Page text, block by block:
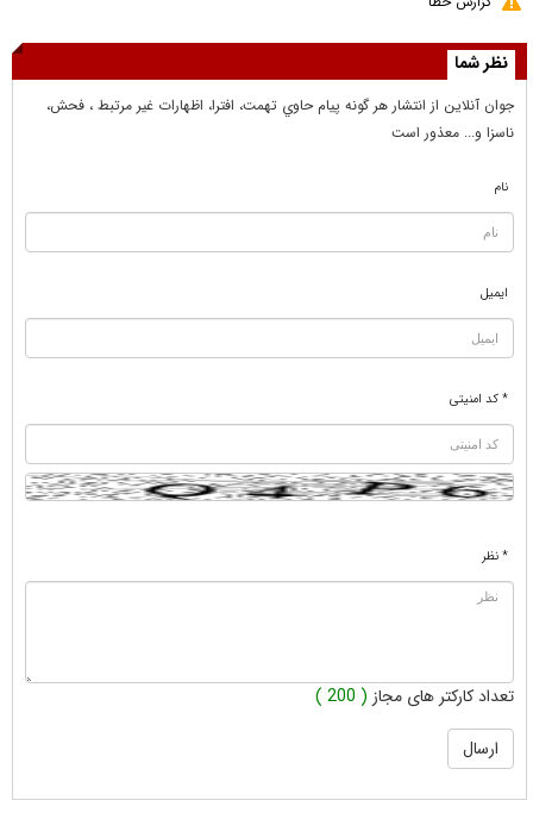
نظر شما
جوان آنلاين از انتشار هر گونه پيام حاوي تهمت، افترا، اظهارات غير مرتبط ، فحش،
ناسزا و... معذور است
نام
ایمیل
* کد امنیتی
* نظر
تعداد کارکتر های مجاز ( 200 )